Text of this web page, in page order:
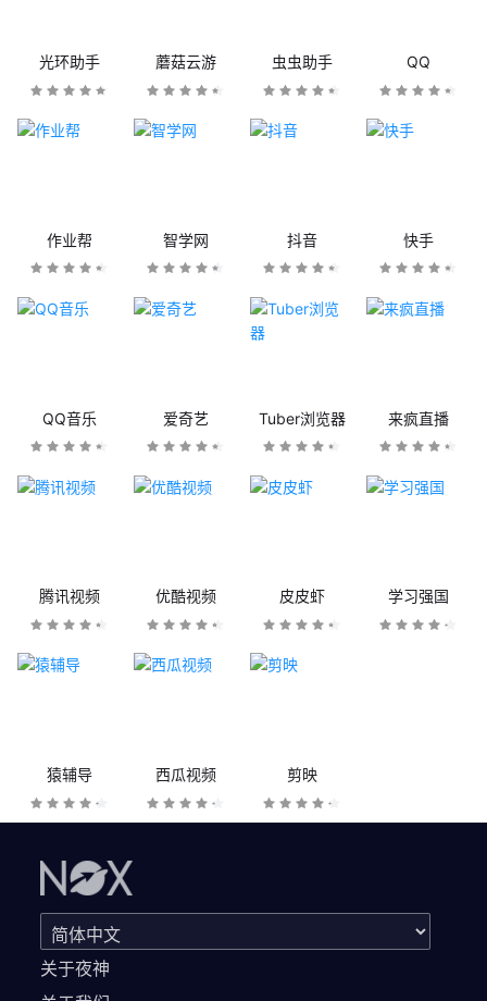
光环助手 蘑菇云游 虫虫助手 QQ
作业帮 智学网 抖音 快手
QQ音乐 爱奇艺 Tuber浏览器 来疯直播
腾讯视频 优酷视频 皮皮虾 学习强国
猿辅导 西瓜视频 剪映
关于夜神